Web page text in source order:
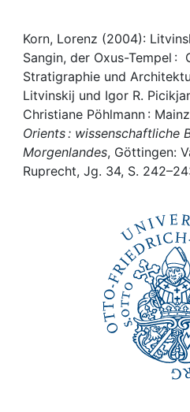
Help
Korn, Lorenz (2004):
Sangin, der Oxus-Tempel :
Stratigraphie und
Litvinskij und Igor R.
Christiane Pöhlmann :
Orients : wissenschaftliche
Morgenlandes, Göttingen:
Ruprecht, Jg. 34, S.